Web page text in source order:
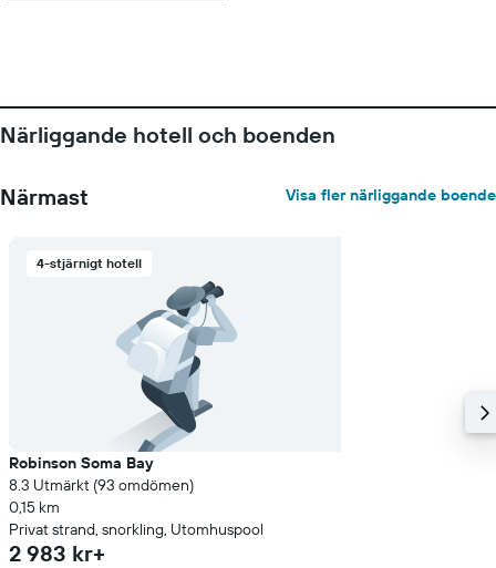
Närliggande hotell och boenden
Närmast Visa fler närliggande boende
4-stjärnigt hotell
Robinson Soma Bay
8.3 Utmärkt (93 omdömen)
0,15 km
Privat strand, snorkling, Utomhuspool
2 983 kr+